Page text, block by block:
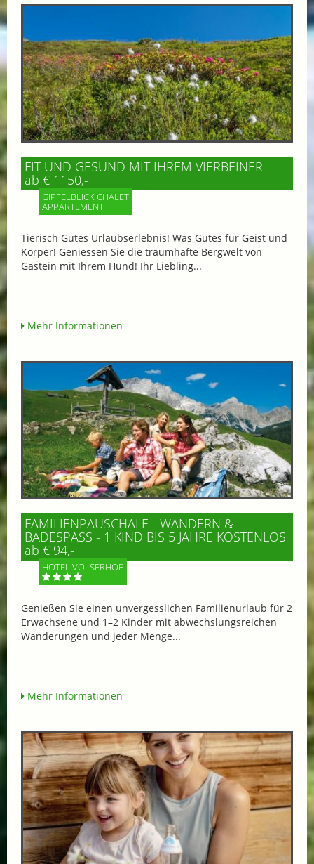
FIT UND GESUND MIT IHREM VIERBEINER
ab € 1150,-
GIPFELBLICK CHALET
APPARTEMENT
Tierisch Gutes Urlaubserlebnis! Was Gutes für Geist und
Körper! Geniessen Sie die traumhafte Bergwelt von
Gastein mit Ihrem Hund! Ihr Liebling...
Mehr Informationen
FAMILIENPAUSCHALE - WANDERN &
BADESPASS - 1 KIND BIS 5 JAHRE KOSTENLOS
ab € 94,-
HOTEL VÖLSERHOF
Genießen Sie einen unvergesslichen Familienurlaub für 2
Erwachsene und 1–2 Kinder mit abwechslungsreichen
Wanderungen und jeder Menge...
Mehr Informationen